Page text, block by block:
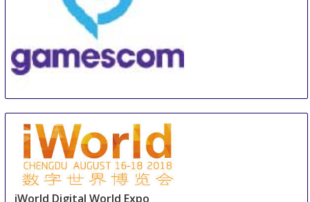
Duesseldorf
Germany
iWorld Digital World Expo